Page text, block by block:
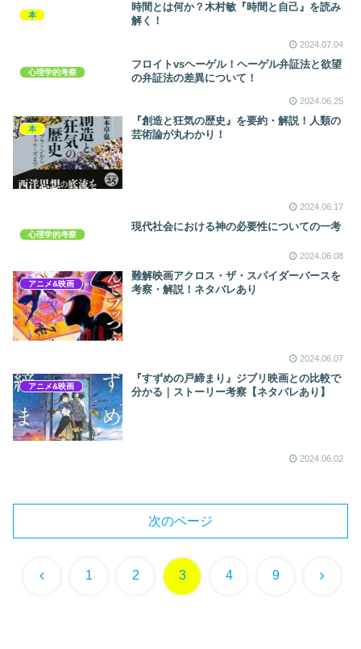
本
時間とは何か？木村敏『時間と自己』を読み
解く！
2024.07.04
心理学的考察
フロイトvsヘーゲル！ヘーゲル弁証法と欲望
の弁証法の差異について！
2024.06.25
本
『創造と狂気の歴史』を要約・解説！人類の
芸術論が丸わかり！
2024.06.17
心理学的考察
現代社会における神の必要性についての一考
2024.06.08
アニメ&映画
難解映画アクロス・ザ・スパイダーバースを
考察・解説！ネタバレあり
2024.06.07
アニメ&映画
『すずめの戸締まり』ジブリ映画との比較で
分かる｜ストーリー考察【ネタバレあり】
2024.06.02
次のページ
前 1 2 3 4 9 次